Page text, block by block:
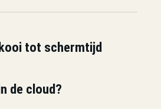
tot schermtijd
de cloud?